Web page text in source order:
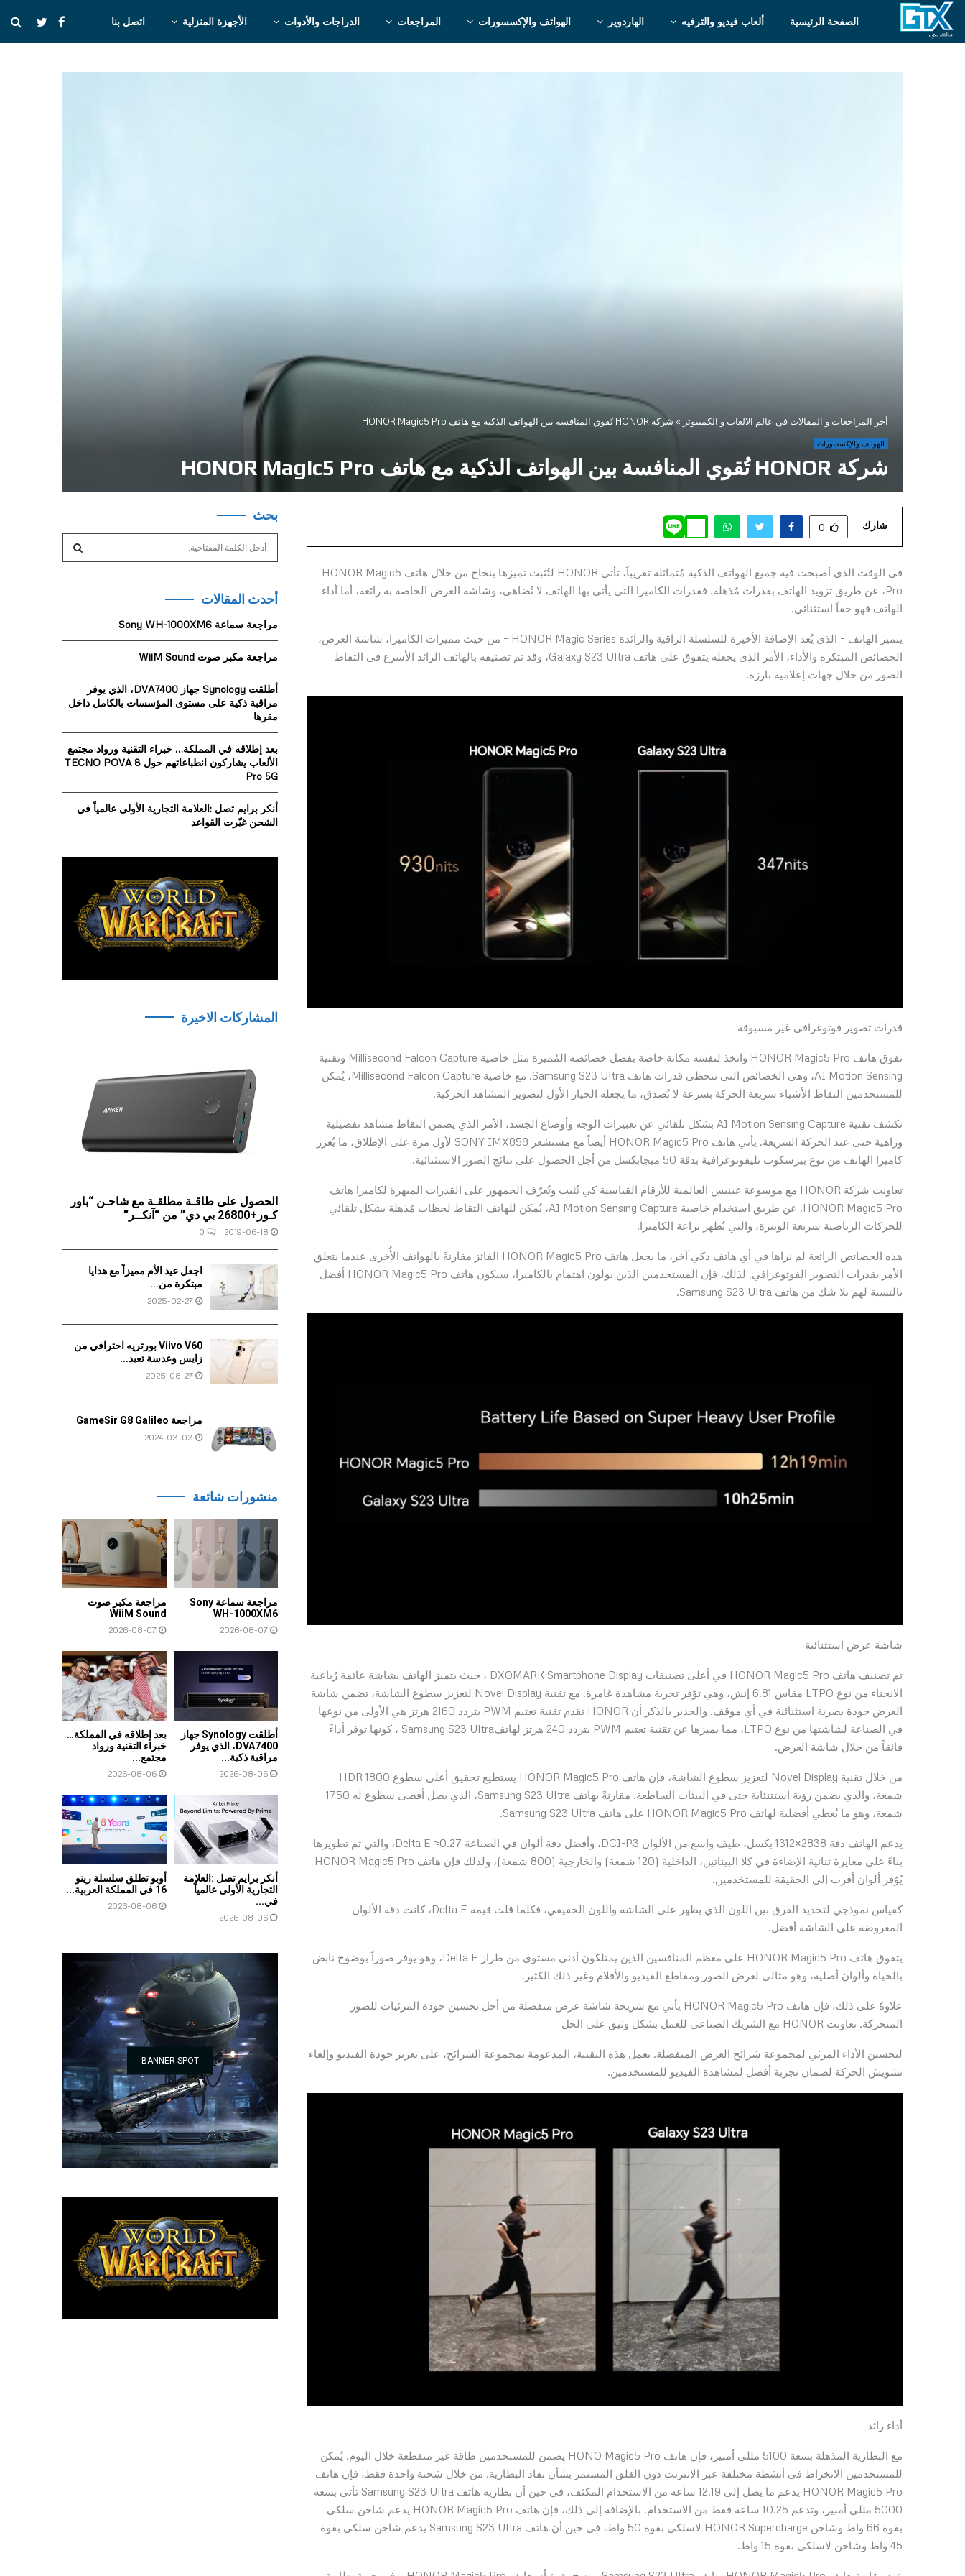
الصفحة الرئيسية ألعاب فيديو والترفيه الهاردوير الهواتف والإكسسورات المراجعات الدراجات والأدوات الأجهزة المنزلية اتصل بنا
أخر المراجعات و المقالات في عالم الالعاب و الكمبيوتر » شركة HONOR تُقوي المنافسة بين الهواتف الذكية مع هاتف HONOR Magic5 Pro
الهواتف والإكسسورات
شركة HONOR تُقوي المنافسة بين الهواتف الذكية مع هاتف HONOR Magic5 Pro
شارك 0
في الوقت الذي أصبحت فيه جميع الهواتف الذكية مُتماثلة تقريباً، تأتي HONOR لتُثبت تميزها بنجاح من خلال هاتف HONOR Magic5
Pro، عن طريق تزويد الهاتف بقدرات مُذهلة. فقدرات الكاميرا التي يأتي بها الهاتف لا تُضاهى، وشاشة العرض الخاصة به رائعة، أما أداء
الهاتف فهو حقاً استثنائي.
يتميز الهاتف – الذي يُعد الإضافة الأخيرة للسلسلة الراقية والرائدة HONOR Magic Series – من حيث مميزات الكاميرا، شاشة العرض،
الخصائص المبتكرة والأداء، الأمر الذي يجعله يتفوق على هاتف Galaxy S23 Ultra، وقد تم تصنيفه بالهاتف الرائد الأسرع في التقاط
الصور من خلال جهات إعلامية بارزة.
قدرات تصوير فوتوغرافي غير مسبوقة
تفوق هاتف HONOR Magic5 Pro واتخذ لنفسه مكانة خاصة بفضل خصائصه المُميزة مثل خاصية Millisecond Falcon Capture وتقنية
AI Motion Sensing، وهي الخصائص التي تتخطى قدرات هاتف Samsung S23 Ultra. مع خاصية Millisecond Falcon Capture، يُمكن
للمستخدمين التقاط الأشياء سريعة الحركة بسرعة لا تُصدق، ما يجعله الخيار الأول لتصوير المشاهد الحركية.
تكشف تقنية AI Motion Sensing Capture بشكل تلقائي عن تعبيرات الوجه وأوضاع الجسد، الأمر الذي يضمن التقاط مشاهد تفصيلية
وزاهية حتى عند الحركة السريعة. يأتي هاتف HONOR Magic5 Pro أيضاً مع مستشعر SONY IMX858 لأول مرة على الإطلاق، ما يُعزز
كاميرا الهاتف من نوع بيرسكوب تليفوتوغرافية بدقة 50 ميجابكسل من أجل الحصول على نتائج الصور الاستثنائية.
تعاونت شركة HONOR مع موسوعة غينيس العالمية للأرقام القياسية كي تُثبت وتُعرّف الجمهور على القدرات المبهرة لكاميرا هاتف
HONOR Magic5 Pro. عن طريق استخدام خاصية AI Motion Sensing Capture، يُمكن للهاتف التقاط لحظات مُذهلة بشكل تلقائي
للحركات الرياضية سريعة الوتيرة، والتي تُظهر براعة الكاميرا.
هذه الخصائص الرائعة لم نراها في أي هاتف ذكي آخر، ما يجعل هاتف HONOR Magic5 Pro الفائز مقارنةً بالهواتف الأُخرى عندما يتعلق
الأمر بقدرات التصوير الفوتوغرافي. لذلك، فإن المستخدمين الذين يولون اهتمام بالكاميرا، سيكون هاتف HONOR Magic5 Pro أفضل
بالنسبة لهم بلا شك من هاتف Samsung S23 Ultra.
شاشة عرض استثنائية
تم تصنيف هاتف HONOR Magic5 Pro في أعلى تصنيفات DXOMARK Smartphone Display ، حيث يتميز الهاتف بشاشة عائمة رُباعية
الانحناء من نوع LTPO مقاس 6.81 إنش، وهي توّفر تجربة مشاهدة غامرة. مع تقنية Novel Display لتعزيز سطوع الشاشة، تضمن شاشة
العرض جودة بصرية استثنائية في أي موقف. والجدير بالذكر أن HONOR تقدم تقنية تعتيم PWM بتردد 2160 هرتز هي الأولى من نوعها
في الصناعة لشاشتها من نوع LTPO، مما يميزها عن تقنية تعتيم PWM بتردد 240 هرتز لهاتفSamsung S23 Ultra ، كونها توفر أداءً
فائقاً من خلال شاشة العرض.
من خلال تقنية Novel Display لتعزيز سطوع الشاشة، فإن هاتف HONOR Magic5 Pro يستطيع تحقيق أعلى سطوع HDR 1800
شمعة، والذي يضمن رؤية استثنئاية حتى في البيئات الساطعة. مقارنةً بهاتف Samsung S23 Ultra، الذي يصل أقصى سطوع له 1750
شمعة، وهو ما يُعطي أفضلية لهاتف HONOR Magic5 Pro على هاتف Samsung S23 Ultra.
يدعم الهاتف دقة 2838×1312 بكسل، طيف واسع من الألوان DCI-P3، وأفضل دقة ألوان في الصناعة Delta E ≈0.27، والتي تم تطويرها
بناءً على معايرة ثنائية الإضاءة في كِلا البيئاتين، الداخلية (120 شمعة) والخارجية (800 شمعة)، ولذلك فإن هاتف HONOR Magic5 Pro
يُوّفر ألوان أقرب إلى الحقيقة للمستخدمين.
كقياس نموذجي لتحديد الفرق بين اللون الذي يظهر على الشاشة واللون الحقيقي، فكلما قلت قيمة Delta E، كانت دقة الألوان
المعروضة على الشاشة أفضل.
يتفوق هاتف HONOR Magic5 Pro على معظم المنافسين الذين يمتلكون أدنى مستوى من طراز Delta E، وهو يوفر صوراً بوضوح نابض
بالحياة وألوان أصلية، وهو مثالي لعرض الصور ومقاطع الفيديو والأفلام وغير ذلك الكثير.
علاوةً على ذلك، فإن هاتف HONOR Magic5 Pro يأتي مع شريحة شاشة عرض منفصلة من أجل تحسين جودة المرئيات للصور
المتحركة. تعاونت HONOR مع الشريك الصناعي للعمل بشكل وثيق على الحل
لتحسين الأداء المرئي لمجموعة شرائح العرض المنفصلة. تعمل هذه التقنية، المدعومة بمجموعة الشرائح، على تعزيز جودة الفيديو وإلغاء
تشويش الحركة لضمان تجربة أفضل لمشاهدة الفيديو للمستخدمين.
أداء رائد
مع البطارية المذهلة بسعة 5100 مللي أمبير، فإن هاتف HONO Magic5 Pro يضمن للمستخدمين طاقة غير منقطعة خلال اليوم. يُمكن
للمستخدمين الانخراط في أنشطة مختلفة عبر الانترنت دون القلق المستمر بشأن نفاد البطارية. من خلال شحنة واحدة فقط، فإن هاتف
HONOR Magic5 Pro يدعم ما يصل إلى 12.19 ساعة من الاستخدام المكثف، في حين أن بطارية هاتف Samsung S23 Ultra تأتي بسعة
5000 مللي أمبير، وتدعم 10.25 ساعة فقط من الاستخدام. بالإضافة إلى ذلك، فإن هاتف HONOR Magic5 Pro يدعم شاحن سلكي
بقوة 66 واط وشاحن HONOR Supercharge لاسلكي بقوة 50 واط، في حين أن هاتف Samsung S23 Ultra يدعم شاحن سلكي بقوة
45 واط وشاحن لاسلكي بقوة 15 واط.
بحث
c
f
r
:
أحدث المقالات
مراجعة سماعة Sony WH-1000XM6
مراجعة مكبر صوت WiiM Sound
أطلقت Synology جهاز DVA7400، الذي يوفر
مراقبة ذكية على مستوى المؤسسات بالكامل داخل
مقرها
بعد إطلاقه في المملكة… خبراء التقنية ورواد مجتمع
الألعاب يشاركون انطباعاتهم حول TECNO POVA 8
Pro 5G
أنكر برايم تصل :العلامة التجارية الأولى عالمياً في
الشحن غيّرت القواعد
المشاركات الاخيرة
الحصول على طاقـة مطلقـة مع شاحـن “باور
كـور+26800 بي دي” من “آنكــر”
2019-06-18
0
اجعل عيد الأم مميزاً مع هدايا
مبتكرة من...
2025-02-27
Viivo V60 بورتريه احترافي من
زايس وعدسة تعيد...
2025-08-27
مراجعة GameSir G8 Galileo
2024-03-03
منشورات شائعة
مراجعة سماعة Sony
WH-1000XM6
2026-08-07
مراجعة مكبر صوت
WiiM Sound
2026-08-07
أطلقت Synology جهاز
DVA7400، الذي يوفر
مراقبة ذكية...
2026-08-06
بعد إطلاقه في المملكة…
خبراء التقنية ورواد
مجتمع...
2026-08-06
أنكر برايم تصل :العلامة
التجارية الأولى عالمياً
في...
2026-08-06
أوبو تطلق سلسلة رينو
16 في المملكة العربية...
2026-08-06
BANNER SPOT